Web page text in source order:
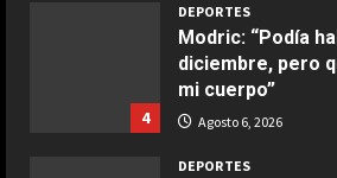
COCINA
Buñuelos de
4
DEPORTES
Modric: “Podía
diciembre, pero
mi cuerpo”
Agosto 6, 2026
DEPORTES